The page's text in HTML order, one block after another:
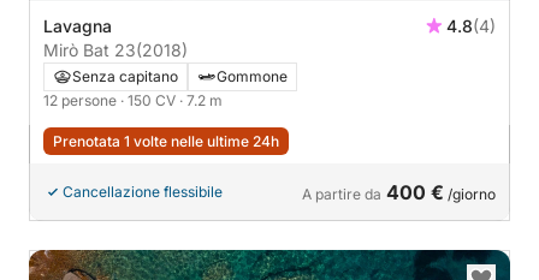
Lavagna 4.8(4)
Mirò Bat 23(2018)
Senza capitano
Gommone
12 persone · 150 CV · 7.2 m
Prenotata 1 volte nelle ultime 24h
Cancellazione flessibile A partire da 400 € /giorno